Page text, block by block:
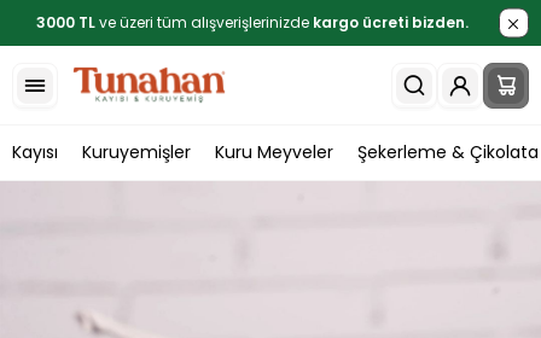
3000 TLve üzeri tüm alışverişlerinizde kargo ücreti bizden.
Kayısı Kuruyemişler Kuru Meyveler Şekerleme & Çikolata